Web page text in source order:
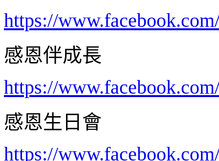
https://
感恩伴成長
https://
感恩生日會
https://